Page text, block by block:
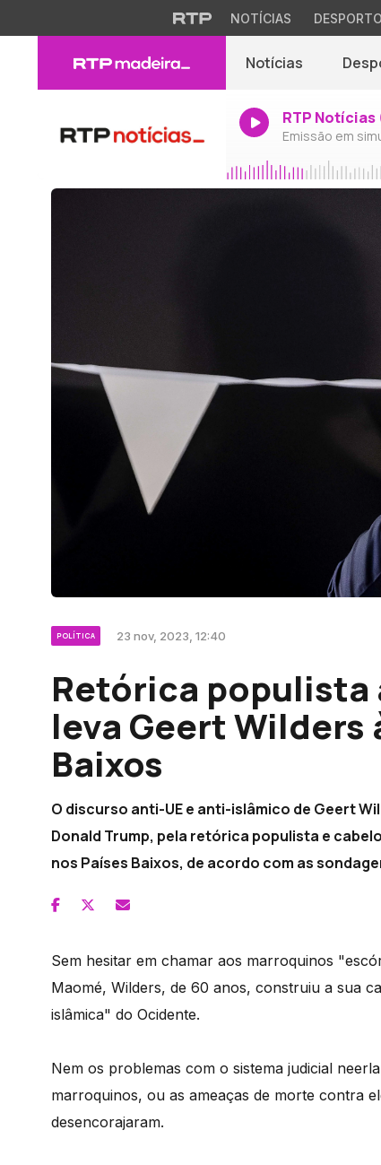
NOTÍCIAS DESPORTO
Notícias
RTP Notícias
Emissão em
POLÍTICA 23 nov, 2023, 12:40
Retórica
leva Geert Wilders
Baixos
O discurso anti-UE e anti-islâmico de Geert
Donald Trump, pela retórica populista e
nos Países Baixos, de acordo com as
Sem hesitar em chamar aos marroquinos
Maomé, Wilders, de 60 anos, construiu a sua
islâmica" do Ocidente.
Nem os problemas com o sistema judicial
marroquinos, ou as ameaças de morte contra
desencorajaram.